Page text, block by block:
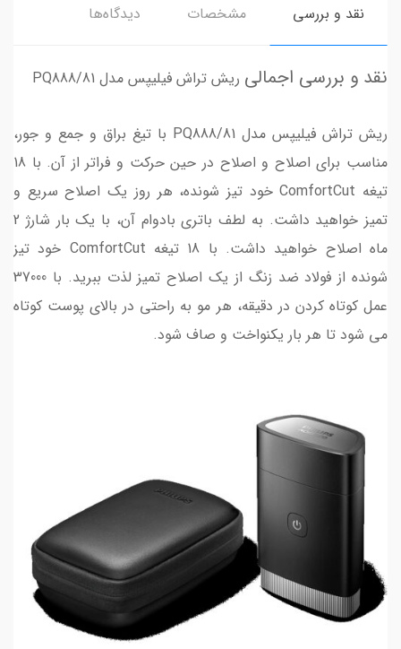
نقد و بررسی مشخصات دیدگاه‌ها
نقد و بررسی اجمالی ریش تراش فیلیپس مدل PQ888/81
ریش تراش فیلیپس مدل PQ888/81 با تیغ براق و جمع و جور،
مناسب برای اصلاح و اصلاح در حین حرکت و فراتر از آن. با 18
تیغه ComfortCut خود تیز شونده، هر روز یک اصلاح سریع و
تمیز خواهید داشت. به لطف باتری بادوام آن، با یک بار شارژ 2
ماه اصلاح خواهید داشت. با 18 تیغه ComfortCut خود تیز
شونده از فولاد ضد زنگ از یک اصلاح تمیز لذت ببرید. با 37000
عمل کوتاه کردن در دقیقه، هر مو به راحتی در بالای پوست کوتاه
می شود تا هر بار یکنواخت و صاف شود.